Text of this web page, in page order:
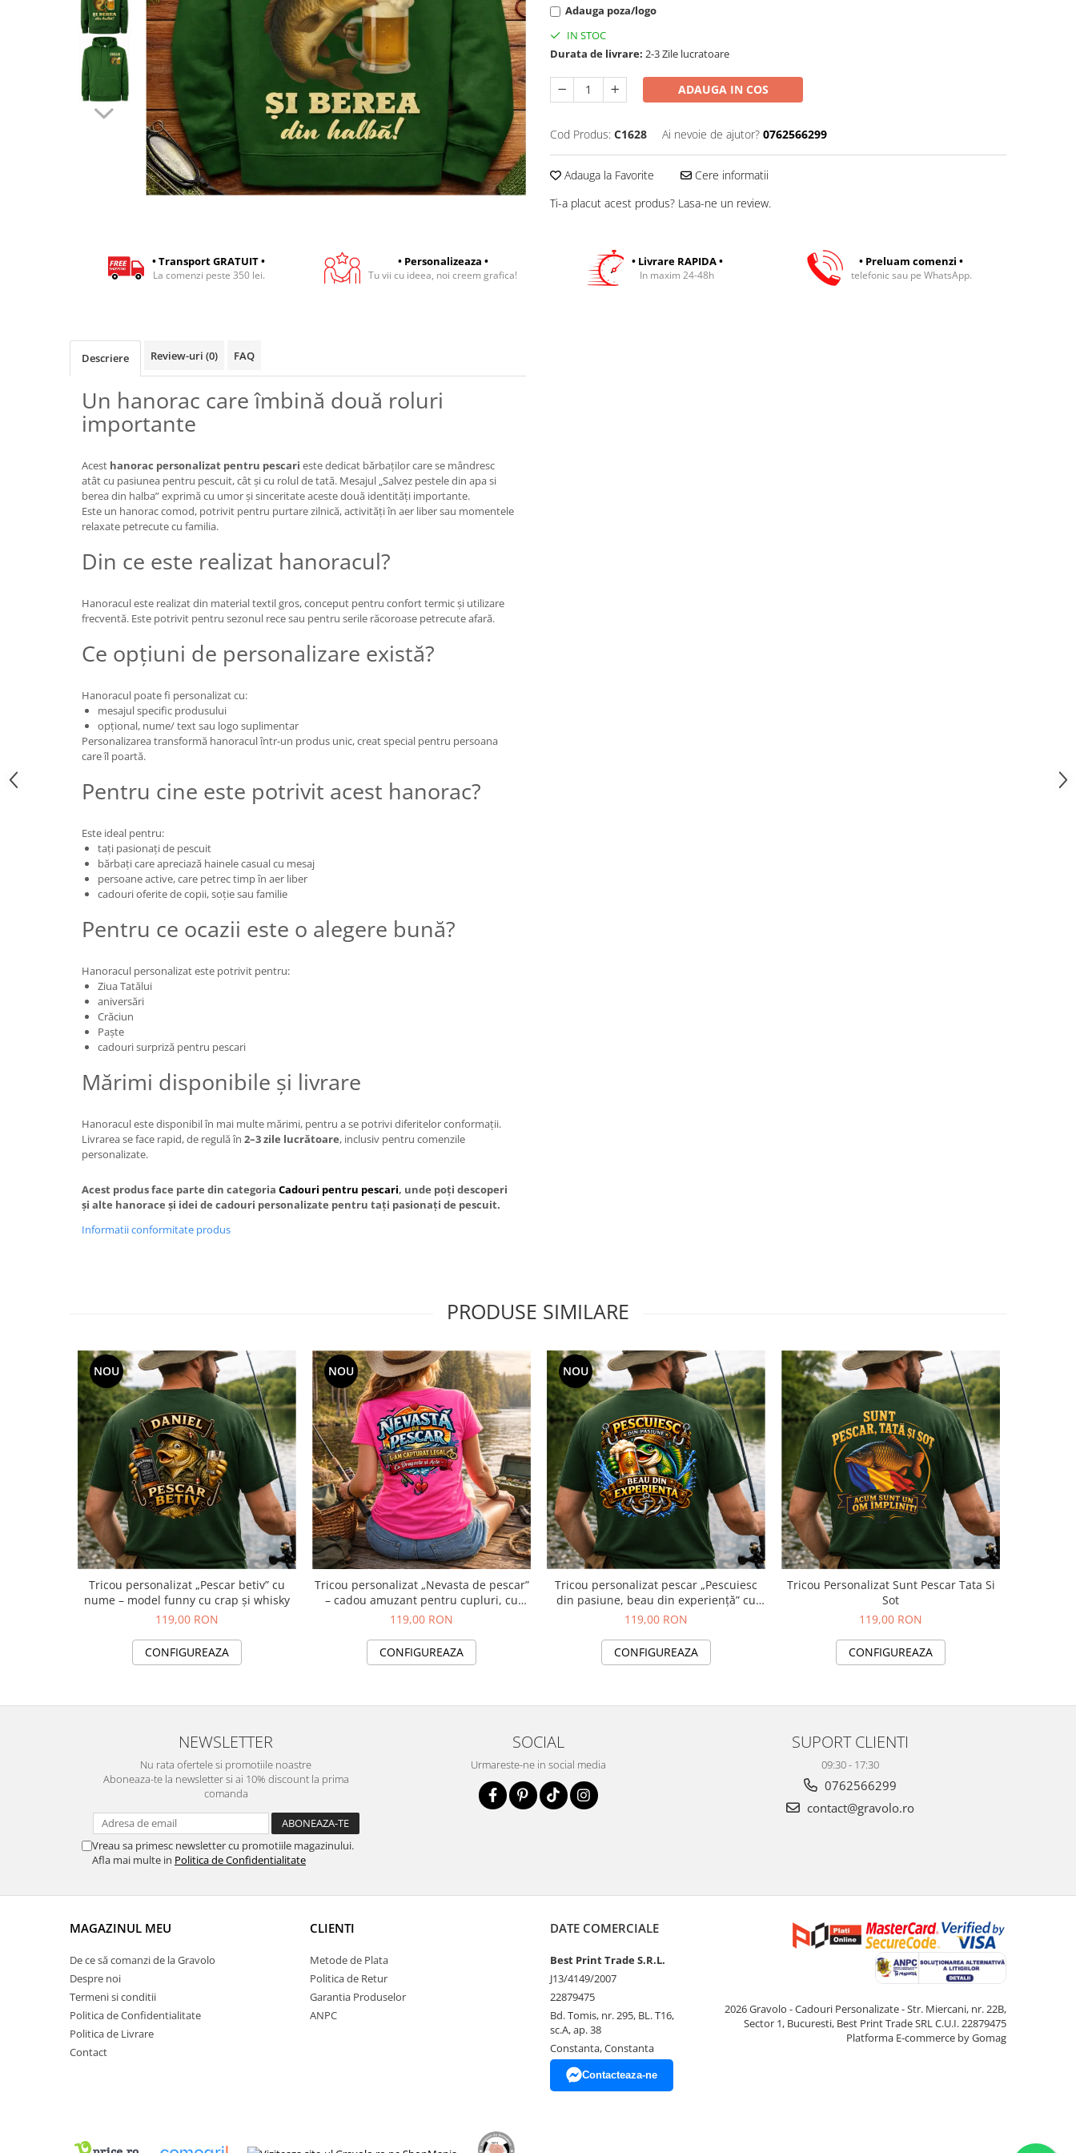
Body bebelusi personalizate
Perne personalizate
Plusuri personalizate
Agende personalizate
Etichete pentru sticla de vin
Cadouri Personalizate Unice
Cadouri pentru Doctori
Cadouri Pensionare
Cadouri Profesori
Adauga poza/logo
IN STOC
Durata de livrare: 2-3 Zile lucratoare
ADAUGA IN COS
Cod Produs: C1628 Ai nevoie de ajutor? 0762566299
Adauga la Favorite
Cere informatii
Ti-a placut acest produs? Lasa-ne un review.
• Transport GRATUIT •
La comenzi peste 350 lei.
• Personalizeaza •
Tu vii cu ideea, noi creem grafica!
• Livrare RAPIDA •
In maxim 24-48h
• Preluam comenzi •
telefonic sau pe WhatsApp.
Descriere Review-uri (0) FAQ
Un hanorac care îmbină două roluri
importante
Acest hanorac personalizat pentru pescari este dedicat bărbaților care se mândresc
atât cu pasiunea pentru pescuit, cât și cu rolul de tată. Mesajul „Salvez pestele din apa si
berea din halba” exprimă cu umor și sinceritate aceste două identități importante.
Este un hanorac comod, potrivit pentru purtare zilnică, activități în aer liber sau momentele
relaxate petrecute cu familia.
Din ce este realizat hanoracul?
Hanoracul este realizat din material textil gros, conceput pentru confort termic și utilizare
frecventă. Este potrivit pentru sezonul rece sau pentru serile răcoroase petrecute afară.
Ce opțiuni de personalizare există?
Hanoracul poate fi personalizat cu:
mesajul specific produsului
opțional, nume/ text sau logo suplimentar
Personalizarea transformă hanoracul într-un produs unic, creat special pentru persoana
care îl poartă.
Pentru cine este potrivit acest hanorac?
Este ideal pentru:
tați pasionați de pescuit
bărbați care apreciază hainele casual cu mesaj
persoane active, care petrec timp în aer liber
cadouri oferite de copii, soție sau familie
Pentru ce ocazii este o alegere bună?
Hanoracul personalizat este potrivit pentru:
Ziua Tatălui
aniversări
Crăciun
Paște
cadouri surpriză pentru pescari
Mărimi disponibile și livrare
Hanoracul este disponibil în mai multe mărimi, pentru a se potrivi diferitelor conformații.
Livrarea se face rapid, de regulă în 2–3 zile lucrătoare, inclusiv pentru comenzile
personalizate.
Acest produs face parte din categoria Cadouri pentru pescari, unde poți descoperi
și alte hanorace și idei de cadouri personalizate pentru tați pasionați de pescuit.
Informatii conformitate produs
PRODUSE SIMILARE
NOU
Tricou personalizat „Pescar betiv” cu
nume – model funny cu crap și whisky
119,00 RON
CONFIGUREAZA
NOU
Tricou personalizat „Nevasta de pescar”
– cadou amuzant pentru cupluri, cu
nume
119,00 RON
CONFIGUREAZA
NOU
Tricou personalizat pescar „Pescuiesc
din pasiune, beau din experiență” cu
nume
119,00 RON
CONFIGUREAZA
Tricou Personalizat Sunt Pescar Tata Si
Sot
119,00 RON
CONFIGUREAZA
NEWSLETTER
Nu rata ofertele si promotiile noastre
Aboneaza-te la newsletter si ai 10% discount la prima
comanda
Vreau sa primesc newsletter cu promotiile magazinului.
Afla mai multe in Politica de Confidentialitate
SOCIAL
Urmareste-ne in social media
SUPORT CLIENTI
09:30 - 17:30
0762566299
contact@gravolo.ro
MAGAZINUL MEU
De ce să comanzi de la Gravolo
Despre noi
Termeni si conditii
Politica de Confidentialitate
Politica de Livrare
Contact
CLIENTI
Metode de Plata
Politica de Retur
Garantia Produselor
ANPC
DATE COMERCIALE
Best Print Trade S.R.L.
J13/4149/2007
22879475
Bd. Tomis, nr. 295, BL. T16,
sc.A, ap. 38
Constanta, Constanta
Contacteaza-ne
2026 Gravolo - Cadouri Personalizate - Str. Miercani, nr. 22B,
Sector 1, Bucuresti, Best Print Trade SRL C.U.I. 22879475
Platforma E-commerce by Gomag